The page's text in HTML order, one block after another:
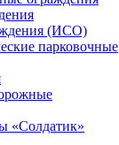
(ИСО)
парковочные
«Солдатик»